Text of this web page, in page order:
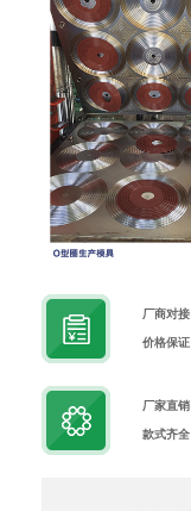
厂商对接
价格保证
厂家直销
款式齐全